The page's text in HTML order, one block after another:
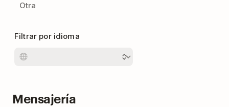
Otra
Filtrar por idioma
Mensajería